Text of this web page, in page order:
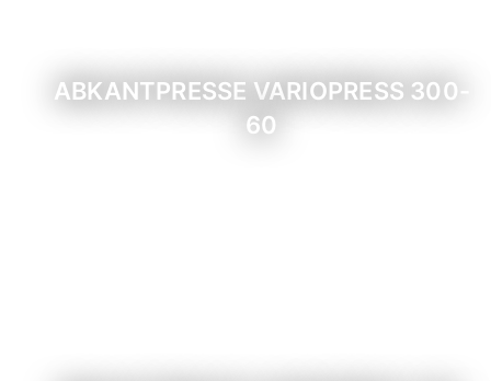
ABKANTPRESSE VARIOPRESS 300-
60